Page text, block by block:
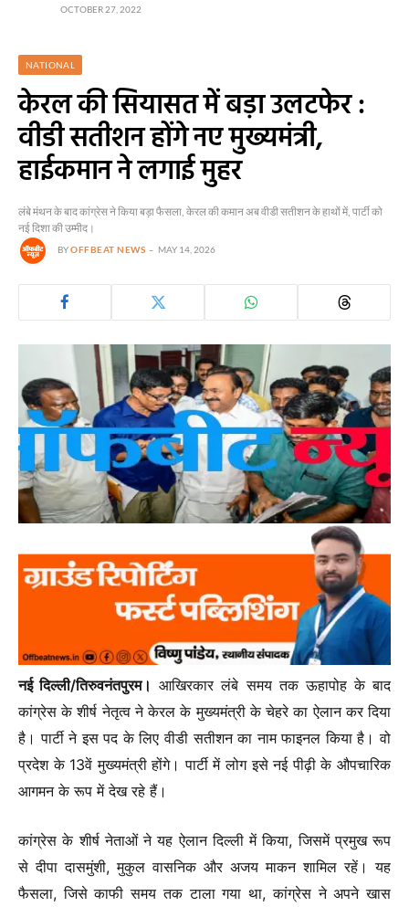
OCTOBER 27, 2022
NATIONAL
केरल की सियासत में बड़ा उलटफेर :
वीडी सतीशन होंगे नए मुख्यमंत्री,
हाईकमान ने लगाई मुहर
लंबे मंथन के बाद कांग्रेस ने किया बड़ा फैसला, केरल की कमान अब वीडी सतीशन के हाथों में, पार्टी को
नई दिशा की उम्मीद।
BYOFFBEAT NEWS MAY 14, 2026
नई दिल्ली/तिरुवनंतपुरम। आखिरकार लंबे समय तक ऊहापोह के बाद
कांग्रेस के शीर्ष नेतृत्व ने केरल के मुख्यमंत्री के चेहरे का ऐलान कर दिया
है। पार्टी ने इस पद के लिए वीडी सतीशन का नाम फाइनल किया है। वो
प्रदेश के 13वें मुख्यमंत्री होंगे। पार्टी में लोग इसे नई पीढ़ी के औपचारिक
आगमन के रूप में देख रहे हैं।
कांग्रेस के शीर्ष नेताओं ने यह ऐलान दिल्ली में किया, जिसमें प्रमुख रूप
से दीपा दासमुंशी, मुकुल वासनिक और अजय माकन शामिल रहें। यह
फैसला, जिसे काफी समय तक टाला गया था, कांग्रेस ने अपने खास